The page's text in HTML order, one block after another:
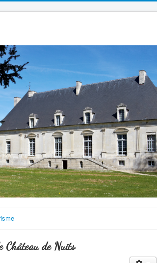
Château de Nuits